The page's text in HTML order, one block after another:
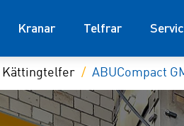
Kranar Telfrar
Kättingtelfer ABUCompact